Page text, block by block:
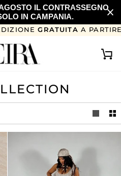
IL CONTRASSEGNO
IN CAMPANIA.
A PARTIRE DA 99€